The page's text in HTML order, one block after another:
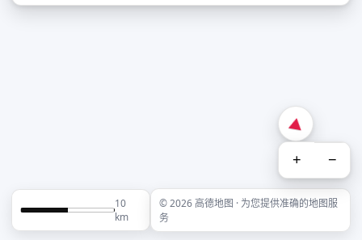
+ −
10
km
© 2026 高德地图 · 为您提供准确的地图服
务